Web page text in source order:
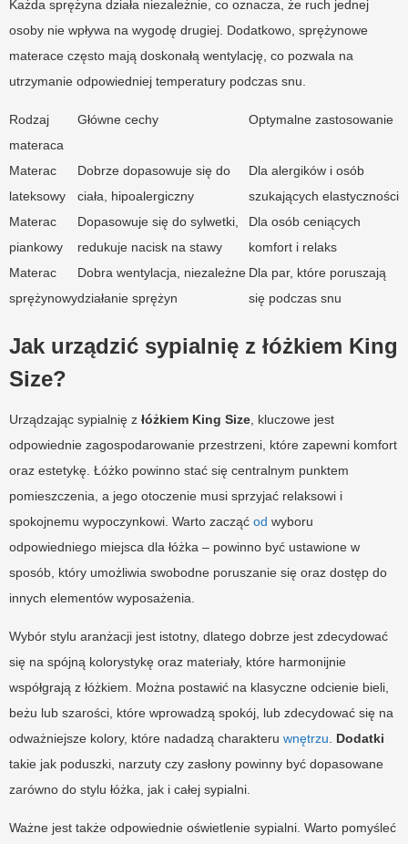
Każda sprężyna działa niezależnie, co oznacza, że ruch jednej
osoby nie wpływa na wygodę drugiej. Dodatkowo, sprężynowe
materace często mają doskonałą wentylację, co pozwala na
utrzymanie odpowiedniej temperatury podczas snu.
Rodzaj
materaca
Główne cechy Optymalne zastosowanie
Materac
lateksowy
Dobrze dopasowuje się do
ciała, hipoalergiczny
Dla alergików i osób
szukających elastyczności
Materac
piankowy
Dopasowuje się do sylwetki,
redukuje nacisk na stawy
Dla osób ceniących
komfort i relaks
Materac
sprężynowy
Dobra wentylacja, niezależne
działanie sprężyn
Dla par, które poruszają
się podczas snu
Jak urządzić sypialnię z łóżkiem King
Size?
Urządzając sypialnię z łóżkiem King Size , kluczowe jest
odpowiednie zagospodarowanie przestrzeni, które zapewni komfort
oraz estetykę. Łóżko powinno stać się centralnym punktem
pomieszczenia, a jego otoczenie musi sprzyjać relaksowi i
spokojnemu wypoczynkowi. Warto zacząć od wyboru
odpowiedniego miejsca dla łóżka – powinno być ustawione w
sposób, który umożliwia swobodne poruszanie się oraz dostęp do
innych elementów wyposażenia.
Wybór stylu aranżacji jest istotny, dlatego dobrze jest zdecydować
się na spójną kolorystykę oraz materiały, które harmonijnie
współgrają z łóżkiem. Można postawić na klasyczne odcienie bieli,
beżu lub szarości, które wprowadzą spokój, lub zdecydować się na
odważniejsze kolory, które nadadzą charakteru wnętrzu
Dodatki
takie jak poduszki, narzuty czy zasłony powinny być dopasowane
zarówno do stylu łóżka, jak i całej sypialni.
Ważne jest także odpowiednie oświetlenie sypialni. Warto pomyśleć